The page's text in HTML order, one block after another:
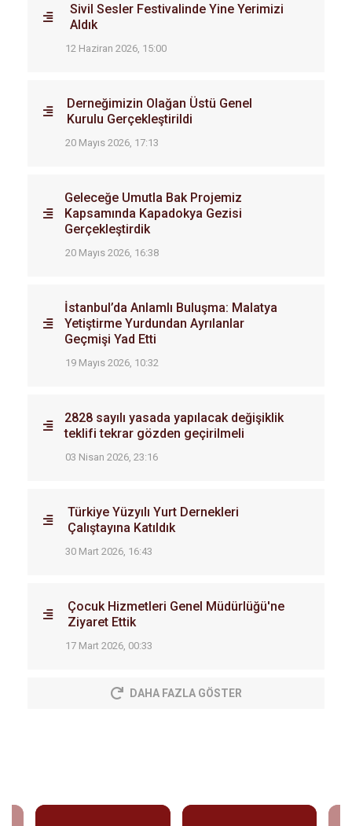
Sivil Sesler Festivalinde Yine Yerimizi
Aldık
12 Haziran 2026, 15:00
Derneğimizin Olağan Üstü Genel
Kurulu Gerçekleştirildi
20 Mayıs 2026, 17:13
Geleceğe Umutla Bak Projemiz
Kapsamında Kapadokya Gezisi
Gerçekleştirdik
20 Mayıs 2026, 16:38
İstanbul’da Anlamlı Buluşma: Malatya
Yetiştirme Yurdundan Ayrılanlar
Geçmişi Yad Etti
19 Mayıs 2026, 10:32
2828 sayılı yasada yapılacak değişiklik
teklifi tekrar gözden geçirilmeli
03 Nisan 2026, 23:16
Türkiye Yüzyılı Yurt Dernekleri
Çalıştayına Katıldık
30 Mart 2026, 16:43
Çocuk Hizmetleri Genel Müdürlüğü'ne
Ziyaret Ettik
17 Mart 2026, 00:33
DAHA FAZLA GÖSTER